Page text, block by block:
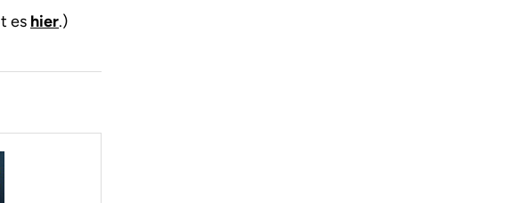
es hier.)